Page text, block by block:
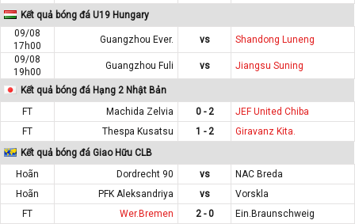
Kết quả bóng đá U19 Hungary
09/08
17h00
Guangzhou Ever. vs
Shandong Luneng
09/08
19h00
Guangzhou Fuli vs Jiangsu Suning
Kết quả bóng đá Hạng 2 Nhật Bản
FT
Machida Zelvia 0 - 2
JEF United Chiba
FT
Thespa Kusatsu 1 - 2
Giravanz Kita.
Kết quả bóng đá Giao Hữu CLB
Hoãn
Dordrecht 90 vs
NAC Breda
Hoãn
PFK Aleksandriya vs
Vorskla
FT
Wer.Bremen 2 - 0
Ein.Braunschweig